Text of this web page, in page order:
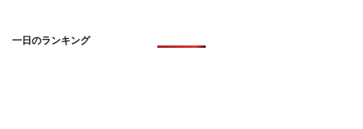
一日のランキング